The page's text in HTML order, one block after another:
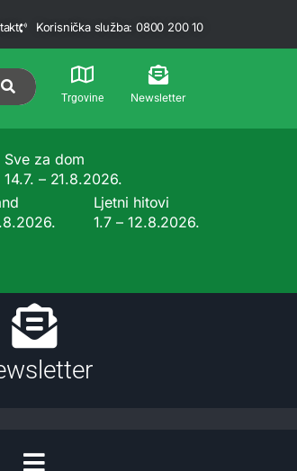
Korisnička služba: 0800 200 10
Trgovine Newsletter
Sve za dom
14.7. – 21.8.2026.
Ljetni hitovi
1.7 – 12.8.2026.